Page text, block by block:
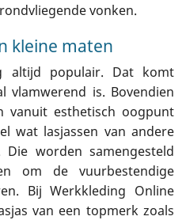
vonken.
kleine maten
altijd populair. Dat komt
vlamwerend is. Bovendien
vanuit esthetisch oogpunt
wat lasjassen van andere
worden samengesteld
om de vuurbestendige
Bij Werkkleding Online
van een topmerk zoals